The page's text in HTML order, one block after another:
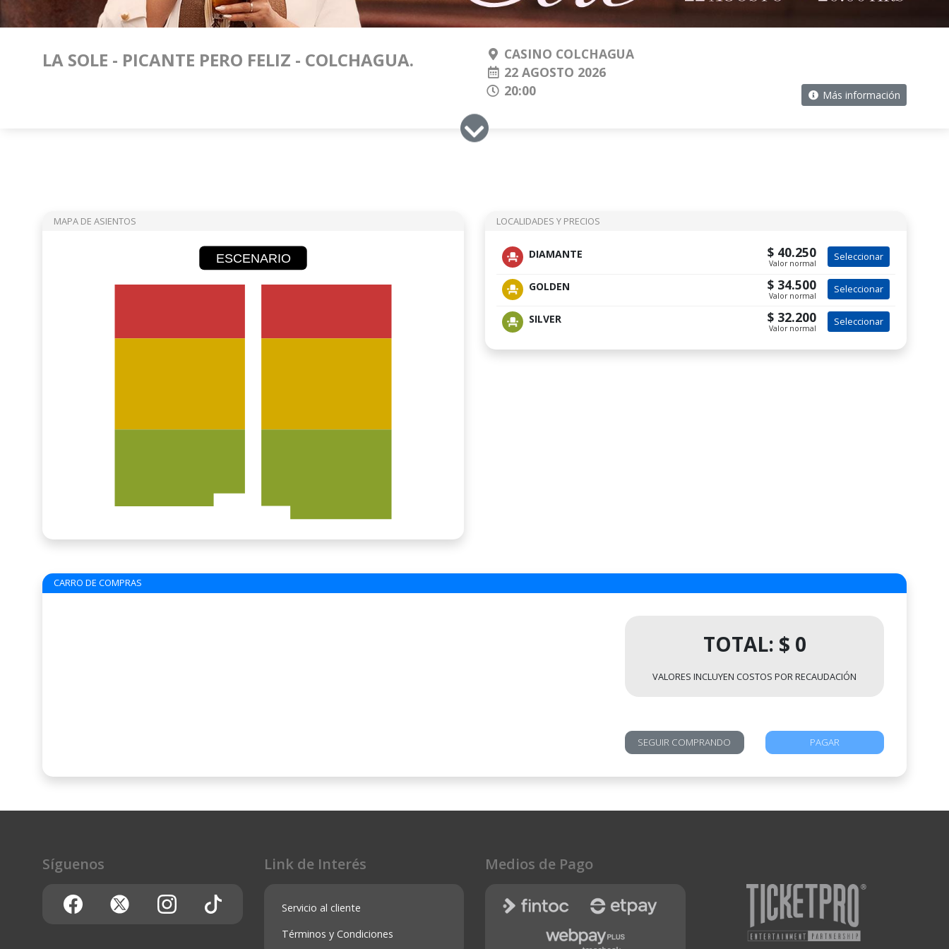
LA SOLE - PICANTE PERO FELIZ - COLCHAGUA.
CASINO COLCHAGUA
22 AGOSTO 2026
20:00
Más información
MAPA DE ASIENTOS
ESCENARIO
LOCALIDADES Y PRECIOS
DIAMANTE $ 40.250
Valor normal
Seleccionar
GOLDEN $ 34.500
Valor normal
Seleccionar
SILVER $ 32.200
Valor normal
Seleccionar
CARRO DE COMPRAS
TOTAL: $ 0
VALORES INCLUYEN COSTOS POR RECAUDACIÓN
SEGUIR COMPRANDO PAGAR
Síguenos Link de Interés
Servicio al cliente
Términos y Condiciones
Medios de Pago